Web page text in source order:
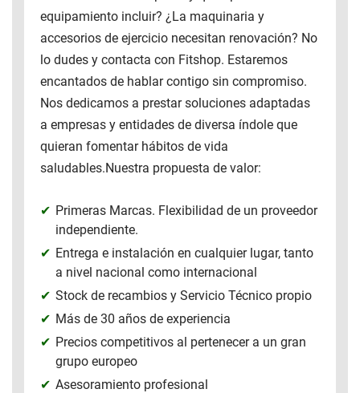
equipamiento incluir? ¿La maquinaria y
accesorios de ejercicio necesitan renovación? No
lo dudes y contacta con Fitshop. Estaremos
encantados de hablar contigo sin compromiso.
Nos dedicamos a prestar soluciones adaptadas
a empresas y entidades de diversa índole que
quieran fomentar hábitos de vida
saludables.Nuestra propuesta de valor:
Primeras Marcas. Flexibilidad de un proveedor
independiente.
Entrega e instalación en cualquier lugar, tanto
a nivel nacional como internacional
Stock de recambios y Servicio Técnico propio
Más de 30 años de experiencia
Precios competitivos al pertenecer a un gran
grupo europeo
Asesoramiento profesional